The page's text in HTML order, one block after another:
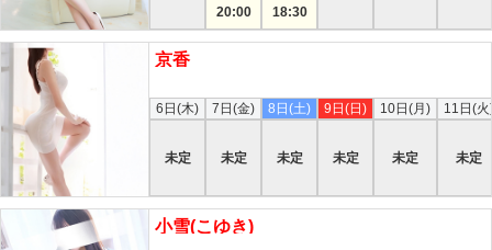
20:00
18:30
京香
6日(木)
未定
7日(金)
未定
8日(土)
未定
9日(日)
未定
10日(月)
未定
11日(
未定
小雪(こゆき)